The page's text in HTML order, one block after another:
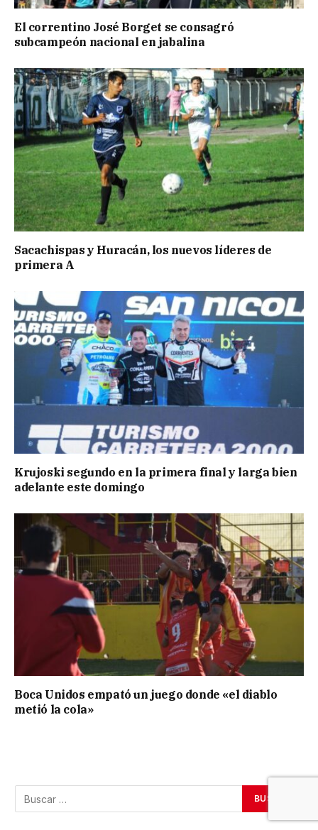
El correntino José Borget se consagró
subcampeón nacional en jabalina
Sacachispas y Huracán, los nuevos líderes de
primera A
Krujoski segundo en la primera final y larga bien
adelante este domingo
Boca Unidos empató un juego donde «el diablo
metió la cola»